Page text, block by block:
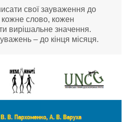
свої зауваження до
кожне слово, кожен
вирішальне значення.
– до кінця місяця.